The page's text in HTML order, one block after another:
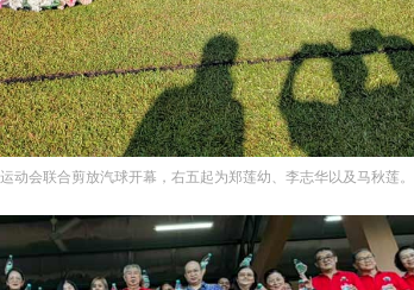
会联合剪放汽球开幕，右五起为郑莲幼、李志华以及马秋莲。